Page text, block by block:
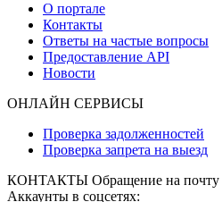
О портале
Контакты
Ответы на частые вопросы
Предоставление API
Новости
ОНЛАЙН СЕРВИСЫ
Проверка задолженностей
Проверка запрета на выезд
КОНТАКТЫ Обращение на почту
Аккаунты в соцсетях: